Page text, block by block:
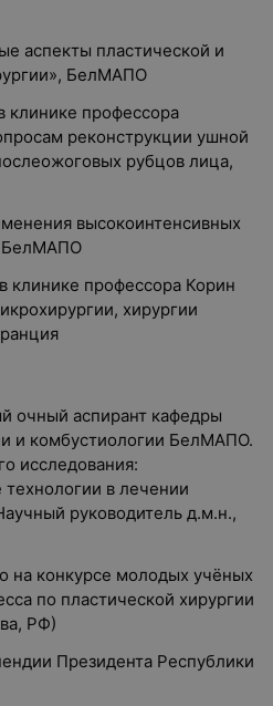
аспекты пластической и
БелМАПО
клинике профессора
реконструкции ушной
рубцов лица,
высокоинтенсивных
БелМАПО
клинике профессора Корин
хирургии
очный аспирант кафедры
и комбустиологии БелМАПО.
исследования:
в лечении
руководитель д.м.н.,
на конкурсе молодых учёных
по пластической хирургии
РФ)
Президента Республики